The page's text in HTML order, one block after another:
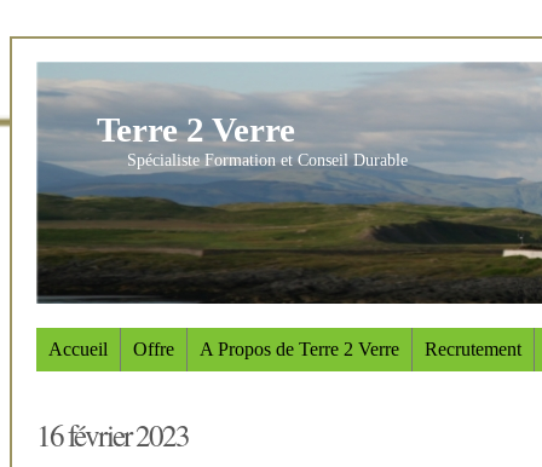
Terre 2 Verre
Spécialiste Formation et Conseil Durable
Accueil Offre A Propos de Terre 2 Verre Recrutement
16 février 2023